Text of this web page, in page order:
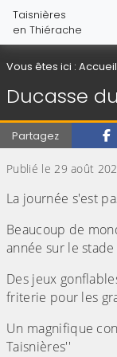
Taisnières
en Thiérache
Vous êtes ici : Accueil
Ducasse
Partagez
Publié le 29 août
La journée s'est
Beaucoup de
année sur le
Des jeux
friterie pour les
Un magnifique
Taisnières''